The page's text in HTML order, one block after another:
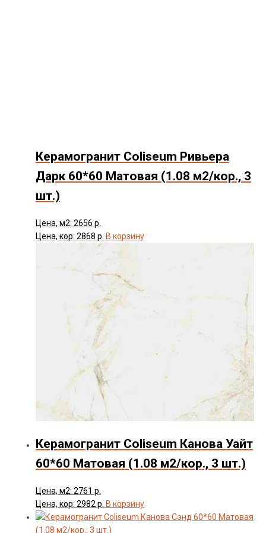
Керамогранит Coliseum Ривьера
Дарк 60*60 Матовая (1.08 м2/кор., 3
шт.)
Цена, м2: 2656 р.
Цена, кор: 2868 р. В корзину
Керамогранит Coliseum Канова Уайт
60*60 Матовая (1.08 м2/кор., 3 шт.)
Цена, м2: 2761 р.
Цена, кор: 2982 р. В корзину